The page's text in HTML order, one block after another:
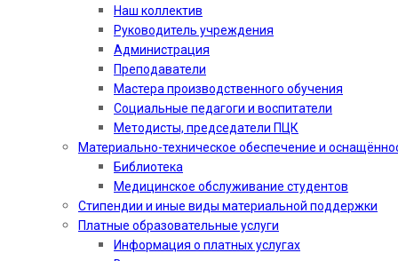
Наш коллектив
Руководитель учреждения
Администрация
Преподаватели
Мастера производственного обучения
Социальные педагоги и воспитатели​
Методисты, председатели ПЦК
Материально-техническое обеспечение и
Библиотека
Медицинское обслуживание студентов
Стипендии и иные виды материальной поддержки
Платные образовательные услуги
Информация о платных услугах